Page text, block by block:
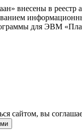
внесены в реестр
для ЭВМ
сайтом, вы